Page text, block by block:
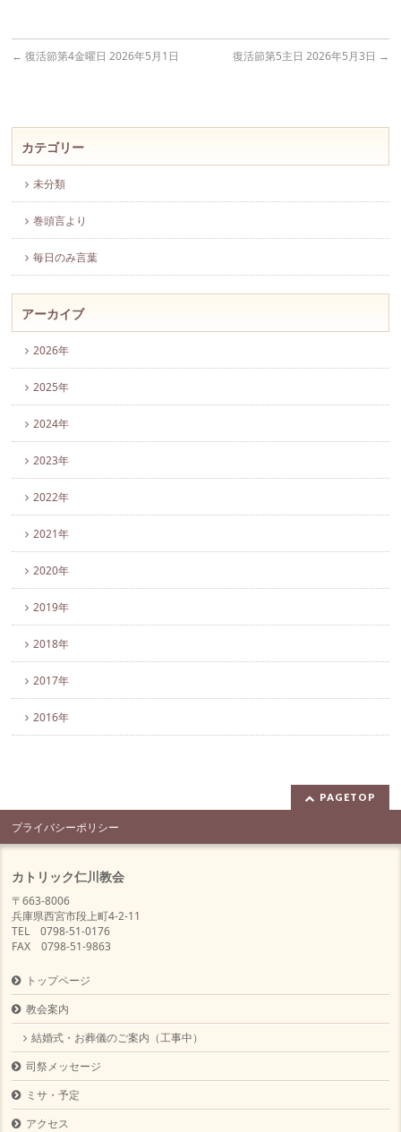
← 復活節第4金曜日 2026年5月1日 復活節第5主日 2026年5月3日 →
カテゴリー
未分類
巻頭言より
毎日のみ言葉
アーカイブ
2026年
2025年
2024年
2023年
2022年
2021年
2020年
2019年
2018年
2017年
2016年
PAGETOP
プライバシーポリシー
カトリック仁川教会
〒663-8006
兵庫県西宮市段上町4-2-11
TEL 0798-51-0176
FAX 0798-51-9863
トップページ
教会案内
結婚式・お葬儀のご案内（工事中）
司祭メッセージ
ミサ・予定
アクセス